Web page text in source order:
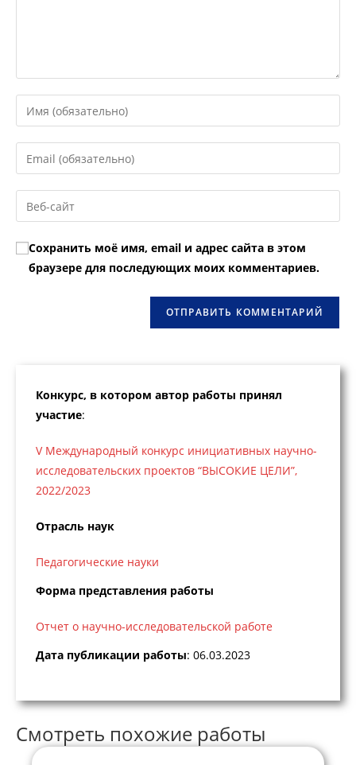
Введите
свое
имя
или
пользователя,
чтобы
прокомментировать
Введите
свой
email-
адрес,
прокомментировать
Введите
URL
вашего
веб-
сайта
Сохранить моё имя, email и адрес сайта в этом
браузере для последующих моих комментариев.
Конкурс, в котором автор работы принял
участие:
V Международный конкурс инициативных научно-
исследовательских проектов “ВЫСОКИЕ ЦЕЛИ”,
2022/2023
Отрасль наук
Педагогические науки
Форма представления работы
Отчет о научно-исследовательской работе
Дата публикации работы: 06.03.2023
Смотреть похожие работы